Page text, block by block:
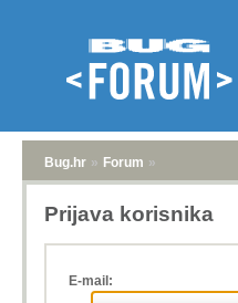
Bug.hr » Forum »
Prijava korisnika
E-mail: